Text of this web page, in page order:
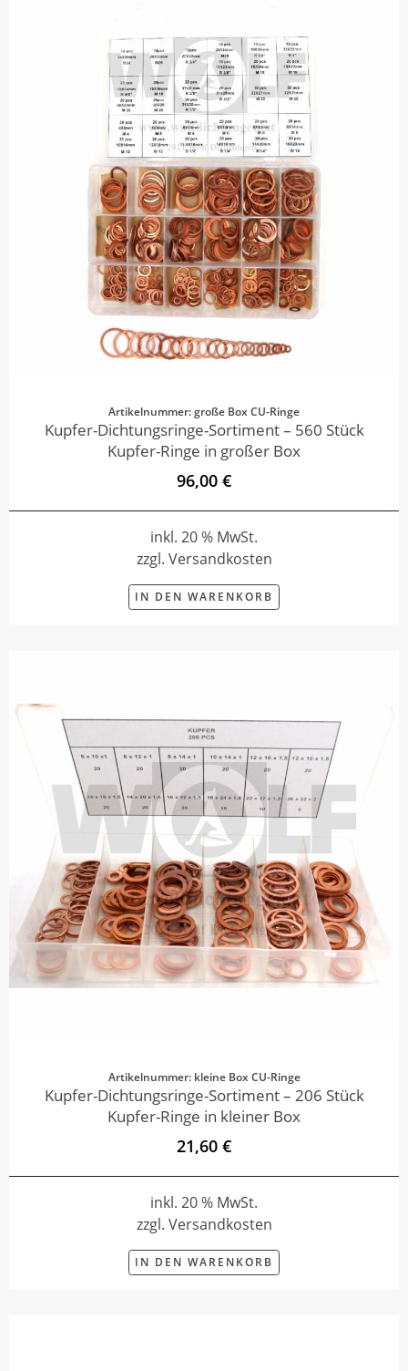
Artikelnummer: große Box CU-Ringe
Kupfer-Dichtungsringe-Sortiment – 560 Stück
Kupfer-Ringe in großer Box
96,00 €
inkl. 20 % MwSt.
zzgl. Versandkosten
IN DEN WARENKORB
Artikelnummer: kleine Box CU-Ringe
Kupfer-Dichtungsringe-Sortiment – 206 Stück
Kupfer-Ringe in kleiner Box
21,60 €
inkl. 20 % MwSt.
zzgl. Versandkosten
IN DEN WARENKORB